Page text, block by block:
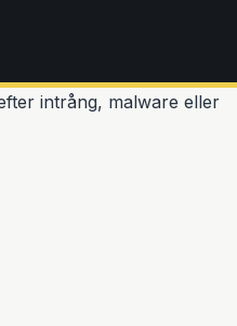
intrång, malware eller